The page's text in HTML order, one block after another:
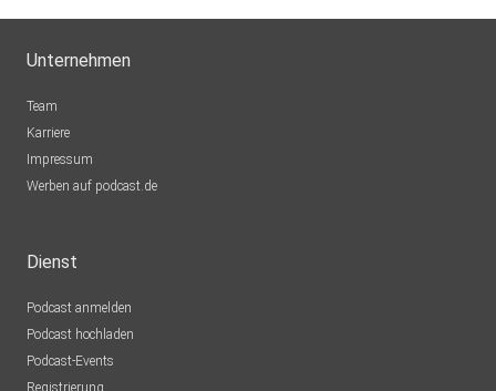
Unternehmen
Team
Karriere
Impressum
Werben auf podcast.de
Dienst
Podcast anmelden
Podcast hochladen
Podcast-Events
Registrierung